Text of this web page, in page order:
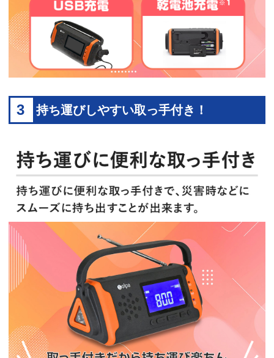
3 持ち運びしやすい取っ手付き！